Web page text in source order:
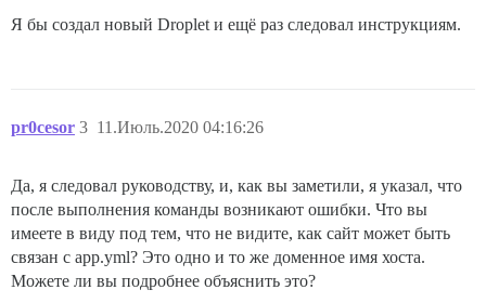
  guest: /shared
## Плагины размещаются здесь
  after_code:
- exec:
    cd: $home/plugins
    cmd:
- git clone https://github.com/discourse/
exec завершился с ошибкой с параметрами
Я бы создал новый Droplet и ещё раз следовал инструкциям.
pr0cesor 11.Июль.2020 04:16:26
3
Да, я следовал руководству, и, как вы заметили, я указал, что
после выполнения команды возникают ошибки. Что вы
имеете в виду под тем, что не видите, как сайт может быть
связан с app.yml? Это одно и то же доменное имя хоста.
Можете ли вы подробнее объяснить это?